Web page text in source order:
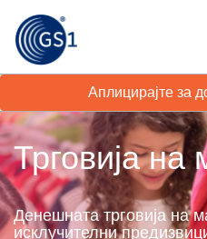
Аплицирајте за
Трговија на
Денешната трговија на
исклучителни